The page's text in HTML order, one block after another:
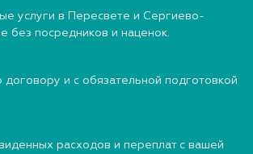
услуги в Пересвете и Сергиево-
без посредников и наценок.
договору и с обязательной подготовкой
расходов и переплат с вашей